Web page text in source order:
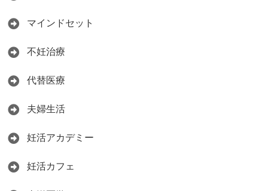
マインドセット
不妊治療
代替医療
夫婦生活
妊活アカデミー
妊活カフェ